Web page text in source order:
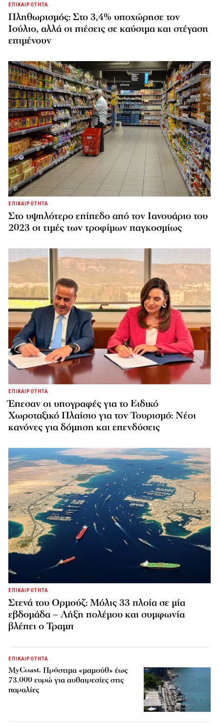
ΕΠΙΚΑΙΡΟΤΗΤΑ
Πληθωρισμός: Στο 3,4% υποχώρησε τον
Ιούλιο, αλλά οι πιέσεις σε καύσιμα και στέγαση
επιμένουν
ΕΠΙΚΑΙΡΟΤΗΤΑ
Στο υψηλότερο επίπεδο από τον Ιανουάριο του
2023 οι τιμές των τροφίμων παγκοσμίως
ΕΠΙΚΑΙΡΟΤΗΤΑ
Έπεσαν οι υπογραφές για το Ειδικό
Χωροταξικό Πλαίσιο για τον Τουρισμό: Νέοι
κανόνες για δόμηση και επενδύσεις
ΕΠΙΚΑΙΡΟΤΗΤΑ
Στενά του Ορμούζ: Μόλις 33 πλοία σε μία
εβδομάδα – Λήξη πολέμου και συμφωνία
βλέπει ο Τραμπ
ΕΠΙΚΑΙΡΟΤΗΤΑ
MyCoast: Πρόστιμα «μαμούθ» έως
73.000 ευρώ για αυθαιρεσίες στις
παραλίες